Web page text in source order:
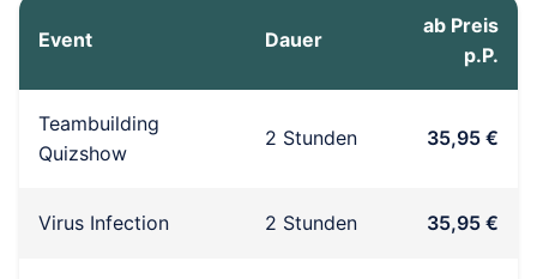
Event Dauer
ab Preis
p.P.
Teambuilding
Quizshow
2 Stunden 35,95 €
Virus Infection 2 Stunden 35,95 €